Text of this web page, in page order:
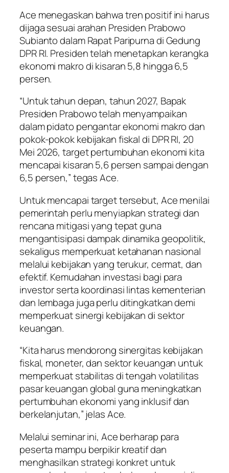
Ace menegaskan bahwa tren positif ini harus
dijaga sesuai arahan Presiden Prabowo
Subianto dalam Rapat Paripurna di Gedung
DPR RI. Presiden telah menetapkan kerangka
ekonomi makro di kisaran 5,8 hingga 6,5
persen.
“Untuk tahun depan, tahun 2027, Bapak
Presiden Prabowo telah menyampaikan
dalam pidato pengantar ekonomi makro dan
pokok-pokok kebijakan fiskal di DPR RI, 20
Mei 2026, target pertumbuhan ekonomi kita
mencapai kisaran 5,6 persen sampai dengan
6,5 persen,” tegas Ace.
Untuk mencapai target tersebut, Ace menilai
pemerintah perlu menyiapkan strategi dan
rencana mitigasi yang tepat guna
mengantisipasi dampak dinamika geopolitik,
sekaligus memperkuat ketahanan nasional
melalui kebijakan yang terukur, cermat, dan
efektif. Kemudahan investasi bagi para
investor serta koordinasi lintas kementerian
dan lembaga juga perlu ditingkatkan demi
memperkuat sinergi kebijakan di sektor
keuangan.
“Kita harus mendorong sinergitas kebijakan
fiskal, moneter, dan sektor keuangan untuk
memperkuat stabilitas di tengah volatilitas
pasar keuangan global guna meningkatkan
pertumbuhan ekonomi yang inklusif dan
berkelanjutan,” jelas Ace.
Melalui seminar ini, Ace berharap para
peserta mampu berpikir kreatif dan
menghasilkan strategi konkret untuk